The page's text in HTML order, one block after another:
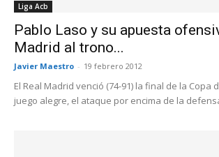
Liga Acb
Pablo Laso y su apuesta
Madrid al trono...
Javier Maestro - 19 febrero 2012
El Real Madrid venció (74-91) la final de la Copa
juego alegre, el ataque por encima de la